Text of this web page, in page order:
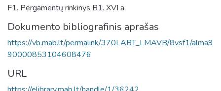
F1. Pergamentų rinkinys B1. XVI a.
Dokumento bibliografinis aprašas
https://vb.mab.lt/permalink/370LABT_LMAVB/8vsf1/alma9
90000853104608476
URL